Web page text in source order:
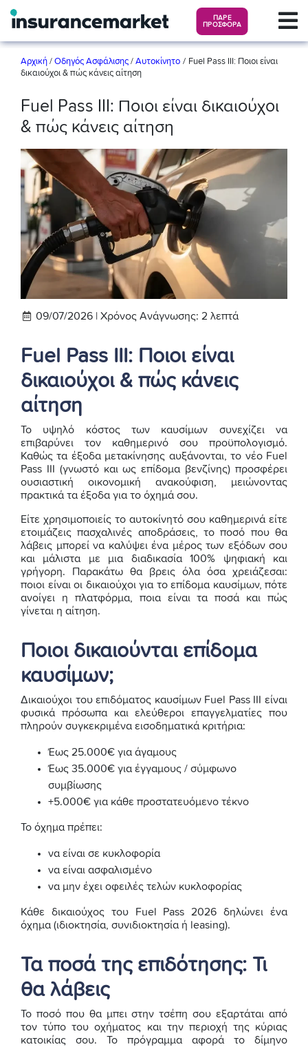
ΠΑΡΕ
ΠΡΟΣΦΟΡΑ
Αρχική / Οδηγός Ασφάλισης / Αυτοκίνητο / Fuel Pass III: Ποιοι είναι
δικαιούχοι & πώς κάνεις αίτηση
Fuel Pass III: Ποιοι είναι δικαιούχοι
& πώς κάνεις αίτηση
09/07/2026 | Χρόνος Ανάγνωσης: 2 λεπτά
Fuel Pass III: Ποιοι είναι
δικαιούχοι & πώς κάνεις
αίτηση
Το υψηλό κόστος των καυσίμων συνεχίζει να
επιβαρύνει τον καθημερινό σου προϋπολογισμό.
Καθώς τα έξοδα μετακίνησης αυξάνονται, το νέο Fuel
Pass III (γνωστό και ως επίδομα βενζίνης) προσφέρει
ουσιαστική οικονομική ανακούφιση, μειώνοντας
πρακτικά τα έξοδα για το όχημά σου.
Είτε χρησιμοποιείς το αυτοκίνητό σου καθημερινά είτε
ετοιμάζεις πασχαλινές αποδράσεις, το ποσό που θα
λάβεις μπορεί να καλύψει ένα μέρος των εξόδων σου
και μάλιστα με μια διαδικασία 100% ψηφιακή και
γρήγορη. Παρακάτω θα βρεις όλα όσα χρειάζεσαι:
ποιοι είναι οι δικαιούχοι για το επίδομα καυσίμων, πότε
ανοίγει η πλατφόρμα, ποια είναι τα ποσά και πώς
γίνεται η αίτηση.
Ποιοι δικαιούνται επίδομα
καυσίμων;
Δικαιούχοι του επιδόματος καυσίμων Fuel Pass III είναι
φυσικά πρόσωπα και ελεύθεροι επαγγελματίες που
πληρούν συγκεκριμένα εισοδηματικά κριτήρια:
Έως 25.000€ για άγαμους
Έως 35.000€ για έγγαμους / σύμφωνο
συμβίωσης
+5.000€ για κάθε προστατευόμενο τέκνο
Το όχημα πρέπει:
να είναι σε κυκλοφορία
να είναι ασφαλισμένο
να μην έχει οφειλές τελών κυκλοφορίας
Κάθε δικαιούχος του Fuel Pass 2026 δηλώνει ένα
όχημα (ιδιοκτησία, συνιδιοκτησία ή leasing).
Τα ποσά της επιδότησης: Τι
θα λάβεις
Το ποσό που θα μπει στην τσέπη σου εξαρτάται από
τον τύπο του οχήματος και την περιοχή της κύριας
κατοικίας σου. Το πρόγραμμα αφορά το δίμηνο